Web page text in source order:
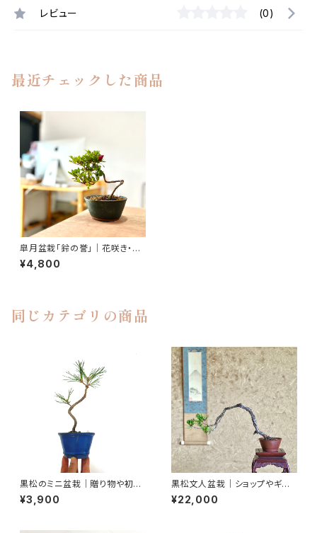
レビュー (0)
最近チェックした商品
皐月盆栽「鈴の誉」｜花咲き・蕾
付きの一点物｜高さ約20cm
¥4,800
同じカテゴリの商品
黒松のミニ盆栽｜贈り物や初心
者さん向け｜高さ約25cm
¥3,900
黒松文人盆栽｜ショップやギャラ
リーの空間演出に｜高さ約25c
m
¥22,000